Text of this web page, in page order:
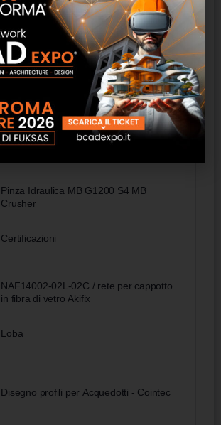
Sedia in legno con imbottitura ignifuga -
FAS Italia
Salottino 5 posti antracite e grigio - FAS
Pinza Idraulica MB G1200 S4 MB
Crusher
Certificazioni
NAF14002-02L-02C / rete per cappotto
in fibra di vetro Akifix
Loba
Disegno profili per Acquedotti - Cointec